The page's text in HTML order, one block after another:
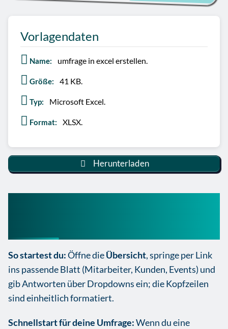
Vorlagendaten
Name: umfrage in excel erstellen.
Größe: 41 KB.
Typ: Microsoft Excel.
Format: XLSX.
Herunterladen
So startest du:Öffne dieÜbersicht, springe per Link
ins passende Blatt (Mitarbeiter, Kunden, Events) und
gib Antworten über Dropdowns ein; die Kopfzeilen
sind einheitlich formatiert.
Schnellstart für deine Umfrage:Wenn du eine